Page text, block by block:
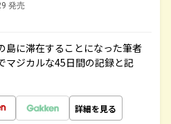
発売
島に滞在することになった筆者
マジカルな45日間の記録と記
詳細を見る